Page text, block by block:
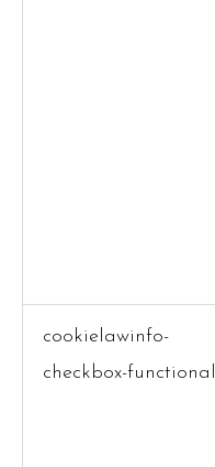
cookielawinfo-
checkbox-functional